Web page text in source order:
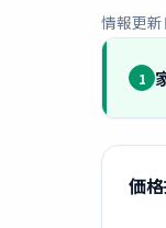
情報更
1
価